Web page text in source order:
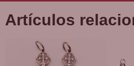
Artículos